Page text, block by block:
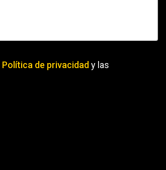
Política de privacidad y las